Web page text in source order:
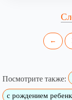
←
Посмотрите также:
с рождением